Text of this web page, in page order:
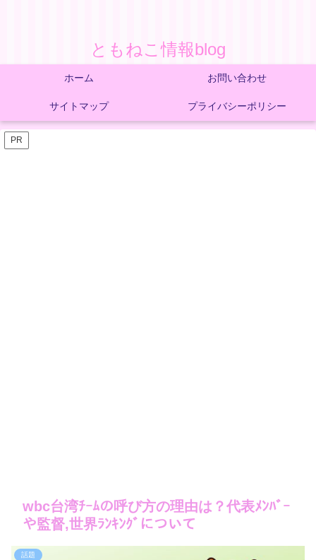
ともねこ情報blog
ホーム お問い合わせ
サイトマップ プライバシーポリシー
PR
wbc台湾ﾁｰﾑの呼び方の理由は？代表ﾒﾝﾊﾞｰ
や監督,世界ﾗﾝｷﾝｸﾞについて
話題